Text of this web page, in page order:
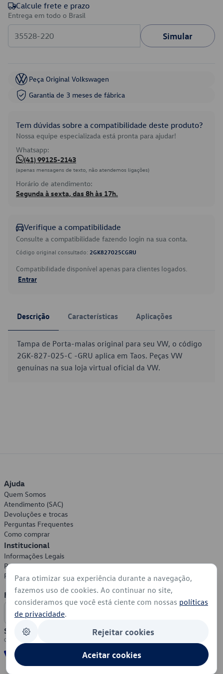
Calcule frete e prazo
Entrega em todo o Brasil
Simular
Peça Original Volkswagen
Garantia de 3 meses de fábrica
Tem dúvidas sobre a compatibilidade deste produto?
Nossa equipe especializada está pronta para ajudar!
Whatsapp:
(41) 99125-2143
(apenas mensagens de texto, não atendemos ligações)
Horário de atendimento:
Segunda à sexta, das 8h às 17h.
Verifique a compatibilidade
Consulte a compatibilidade fazendo login na sua conta.
Código original consultado: 2GK827025CGRU
Compatibilidade disponível apenas para clientes logados.
Entrar
Descrição Características Aplicações
Tampa de Porta-malas original para seu VW, o código
2GK-827-025-C -GRU aplica em Taos. Peças VW
genuínas na sua loja virtual oficial da VW.
Ajuda
Quem Somos
Atendimento (SAC)
Devoluções e trocas
Perguntas Frequentes
Como comprar
Institucional
Informações Legais
Política de Privacidade
Política de Cookies
Formas de Pagamento
Segurança
Para otimizar sua experiência durante a navegação,
fazemos uso de cookies. Ao continuar no site,
consideramos que você está ciente com nossas políticas
de privacidade.
Rejeitar cookies
Aceitar cookies